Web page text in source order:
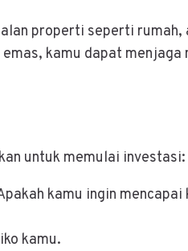
properti seperti
kamu dapat menjaga
untuk memulai investasi:
kamu ingin mencapai
kamu.